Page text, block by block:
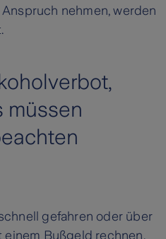
nehmen, werden
müssen
gefahren oder über
einem Bußgeld rechnen.